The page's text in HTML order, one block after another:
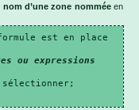
d’une zone nomméeen
est en place
ou expressions